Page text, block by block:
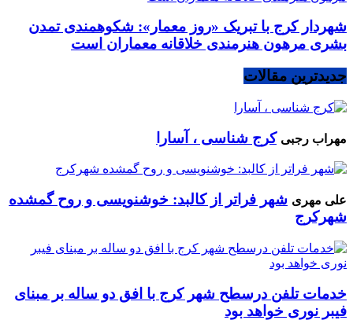
شهردار کرج با تبریک «روز معمار»: شکوهمندی تمدن
بشری مرهون هنرمندی خلاقانه معماران است
جدیدترین مقالات
مهراب رجبی کرج شناسی ، آسارا
علی مهری شهر فراتر از کالبد: خوشنویسی و روح گمشده
شهرکرج
خدمات تلفن درسطح شهر کرج با افق دو ساله بر مبنای
فیبر نوری خواهد بود